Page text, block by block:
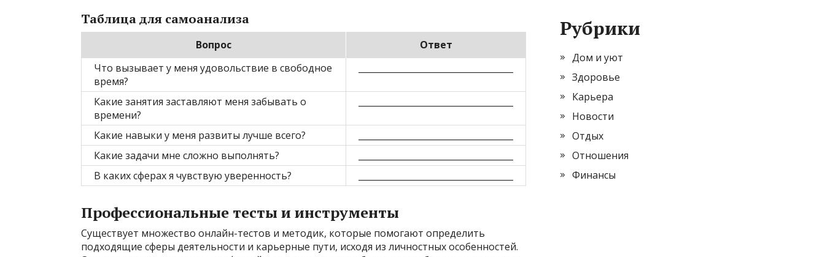
Таблица для самоанализа
Вопрос
Ответ
Что вызывает у меня удовольствие в свободное
время?
Какие занятия заставляют меня забывать о
времени?
Какие навыки у меня развиты лучше всего?
Какие задачи мне сложно выполнять?
В каких сферах я чувствую уверенность?
Профессиональные тесты и инструменты
Существует множество онлайн-тестов и методик, которые помогают определить
подходящие сферы деятельности и карьерные пути, исходя из личностных особенностей.
Рубрики
Дом и уют
Здоровье
Карьера
Новости
Отдых
Отношения
Финансы